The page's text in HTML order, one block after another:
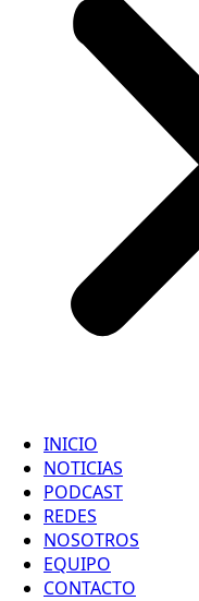
INICIO
NOTICIAS
PODCAST
REDES
NOSOTROS
EQUIPO
CONTACTO